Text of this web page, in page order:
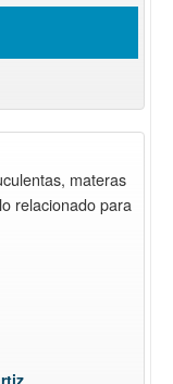
materas
relacionado para